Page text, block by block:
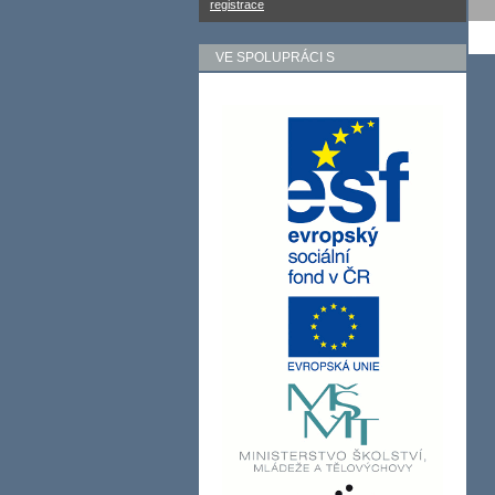
registrace
VE SPOLUPRÁCI S